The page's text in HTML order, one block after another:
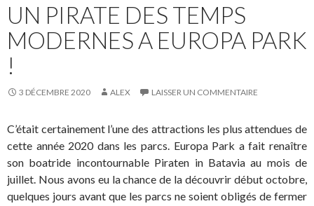
UN PIRATE DES TEMPS
MODERNES A EUROPA PARK
!
3 DÉCEMBRE 2020 ALEX LAISSER UN COMMENTAIRE
C’était certainement l’une des attractions les plus attendues de
cette année 2020 dans les parcs. Europa Park a fait renaître
son boatride incontournable Piraten in Batavia au mois de
juillet. Nous avons eu la chance de la découvrir début octobre,
quelques jours avant que les parcs ne soient obligés de fermer